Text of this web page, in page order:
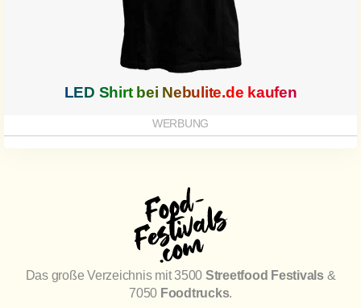
LED Shirt bei Nebulite.de kaufen
Das große Verzeichnis mit 3500 Streetfood Festivals&
7050 Foodtrucks.